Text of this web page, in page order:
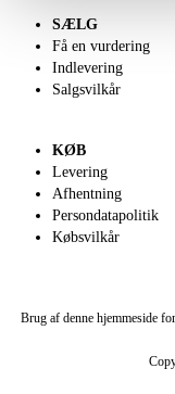
SÆLG
Få en vurdering
Indlevering
Salgsvilkår
KØB
Levering
Afhentning
Persondatapolitik
Købsvilkår
Brug af denne hjemmeside